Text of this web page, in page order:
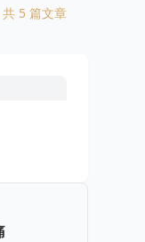
共 5 篇文章